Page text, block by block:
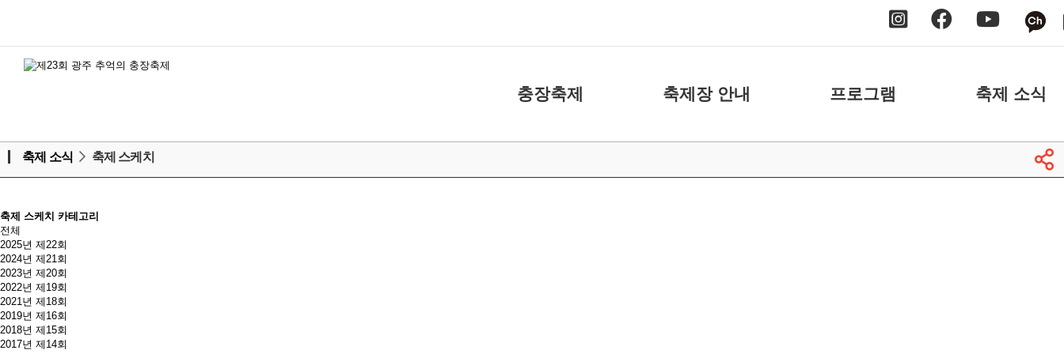
충장축제
축제소개
아카이브
축제장 안내
화장실 안내
주차장 안내
프로그램
날짜별
장소별
축제 소식
공지사항
보도자료
축제 소식 축제 스케치
축제 스케치 카테고리
전체
2025년 제22회
2024년 제21회
2023년 제20회
2022년 제19회
2021년 제18회
2019년 제16회
2018년 제15회
2017년 제14회